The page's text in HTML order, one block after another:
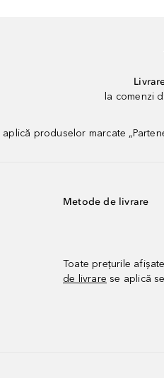
la comenzi
aplică produselor marcate
Metode de livrare
Toate prețurile
de livrare se aplică